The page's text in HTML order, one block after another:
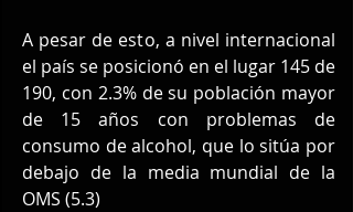
A pesar de esto, a nivel internacional
el país se posicionó en el lugar 145 de
190, con 2.3% de su población mayor
de 15 años con problemas de
consumo de alcohol, que lo sitúa por
debajo de la media mundial de la
OMS (5.3)